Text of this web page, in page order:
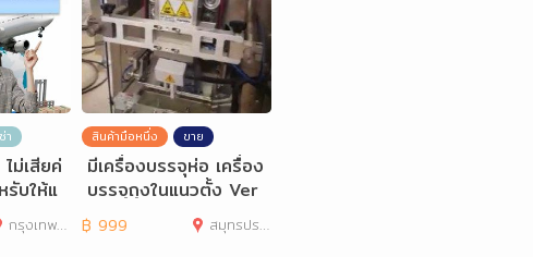
า
ม่เสียค่
รับให้แ
กรุงเทพมหานคร
สินค้ามือหนึ่ง ขาย
มีเครื่องบรรจุห่อ เครื่อง
บรรจุถุงในแนวตั้ง Ver
tical Packing
฿ 999 สมุทรปราการ